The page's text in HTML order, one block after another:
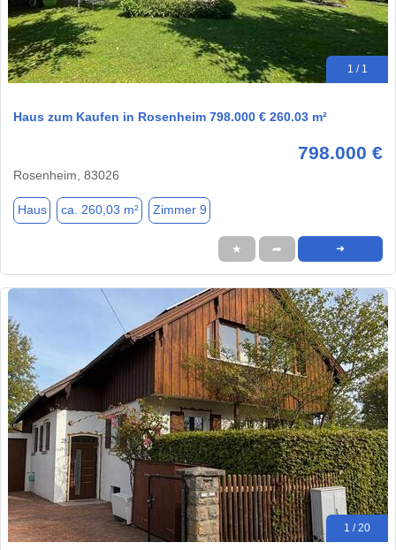
1 / 1
Haus zum Kaufen in Rosenheim 798.000 € 260.03 m²
798.000 €
Rosenheim, 83026
Haus ca. 260,03 m² Zimmer 9
★ ➦ ➜
1 / 20